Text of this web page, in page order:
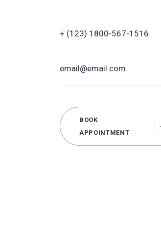
+ (123) 1800-567-1516
email@email.com
BOOK
APPOINTMENT